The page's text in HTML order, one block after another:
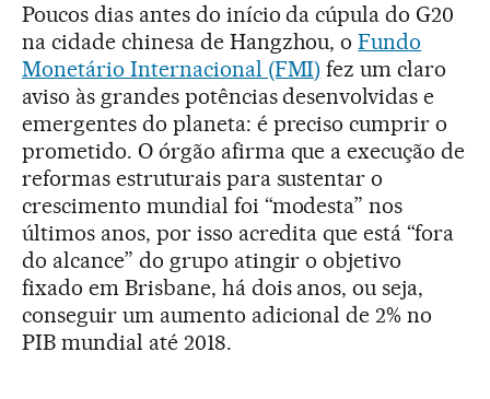
Poucos dias antes do início da cúpula do G20
na cidade chinesa de Hangzhou, oFundo
Monetário Internacional (FMI) fez um claro
aviso às grandes potências desenvolvidas e
emergentes do planeta: é preciso cumprir o
prometido. O órgão afirma que a execução de
reformas estruturais para sustentar o
crescimento mundial foi “modesta” nos
últimos anos, por isso acredita que está “fora
do alcance” do grupo atingir o objetivo
fixado em Brisbane, há dois anos, ou seja,
conseguir um aumento adicional de 2% no
PIB mundial até 2018.